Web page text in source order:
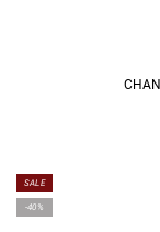
SALE
-40%